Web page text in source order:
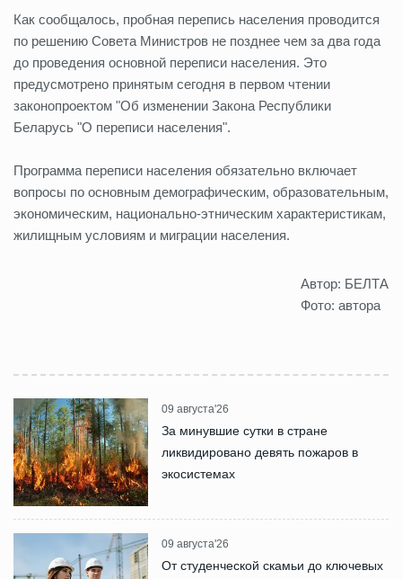
Как сообщалось, пробная перепись населения проводится
по решению Совета Министров не позднее чем за два года
до проведения основной переписи населения. Это
предусмотрено принятым сегодня в первом чтении
законопроектом "Об изменении Закона Республики
Беларусь "О переписи населения".
Программа переписи населения обязательно включает
вопросы по основным демографическим, образовательным,
экономическим, национально-этническим характеристикам,
жилищным условиям и миграции населения.
Автор: БЕЛТА
Фото: автора
09 августа'26
За минувшие сутки в стране
ликвидировано девять пожаров в
экосистемах
09 августа'26
От студенческой скамьи до ключевых